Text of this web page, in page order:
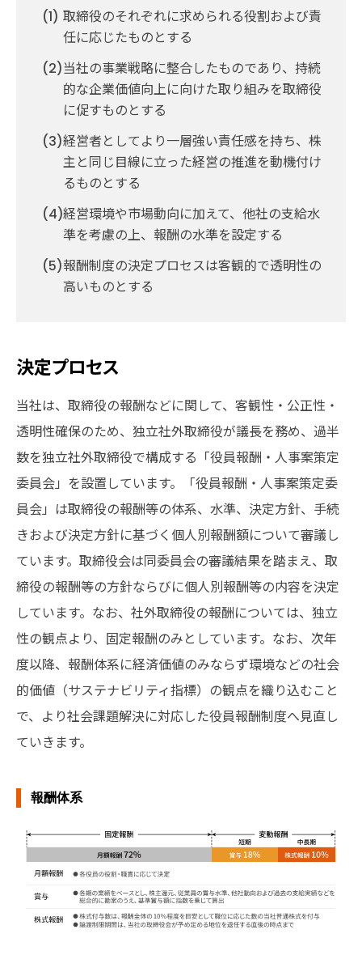
取締役のそれぞれに求められる役割および責
任に応じたものとする
当社の事業戦略に整合したものであり、持続
的な企業価値向上に向けた取り組みを取締役
に促すものとする
経営者としてより一層強い責任感を持ち、株
主と同じ目線に立った経営の推進を動機付け
るものとする
経営環境や市場動向に加えて、他社の支給水
準を考慮の上、報酬の水準を設定する
報酬制度の決定プロセスは客観的で透明性の
高いものとする
決定プロセス
当社は、取締役の報酬などに関して、客観性・公正性・
透明性確保のため、独立社外取締役が議長を務め、過半
数を独立社外取締役で構成する「役員報酬・人事案策定
委員会」を設置しています。「役員報酬・人事案策定委
員会」は取締役の報酬等の体系、水準、決定方針、手続
きおよび決定方針に基づく個人別報酬額について審議し
ています。取締役会は同委員会の審議結果を踏まえ、取
締役の報酬等の方針ならびに個人別報酬等の内容を決定
しています。なお、社外取締役の報酬については、独立
性の観点より、固定報酬のみとしています。なお、次年
度以降、報酬体系に経済価値のみならず環境などの社会
的価値（サステナビリティ指標）の観点を織り込むこと
で、より社会課題解決に対応した役員報酬制度へ見直し
ていきます。
報酬体系